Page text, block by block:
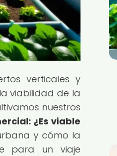
verticales y
viabilidad de la
nuestros
¿Es viable
y cómo la
para un viaje